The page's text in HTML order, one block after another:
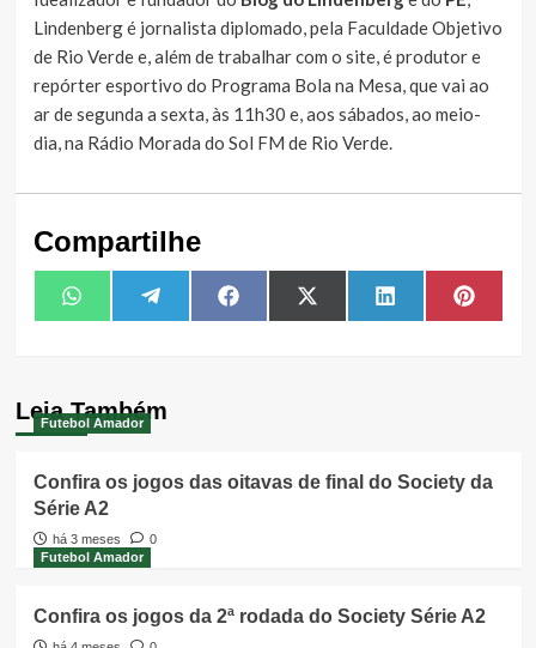
Lindenberg é jornalista diplomado, pela Faculdade Objetivo
de Rio Verde e, além de trabalhar com o site, é produtor e
repórter esportivo do Programa Bola na Mesa, que vai ao
ar de segunda a sexta, às 11h30 e, aos sábados, ao meio-
dia, na Rádio Morada do Sol FM de Rio Verde.
Compartilhe
Share
on
WhatsAppShare
on
TelegramShare
on
FacebookShare
on
X
(Twitter)
Share
on
LinkedIn Share
on
Leia Também
Futebol Amador
Confira os jogos das oitavas de final do Society da
Série A2
há 3 meses
0
Futebol Amador
Confira os jogos da 2ª rodada do Society Série A2